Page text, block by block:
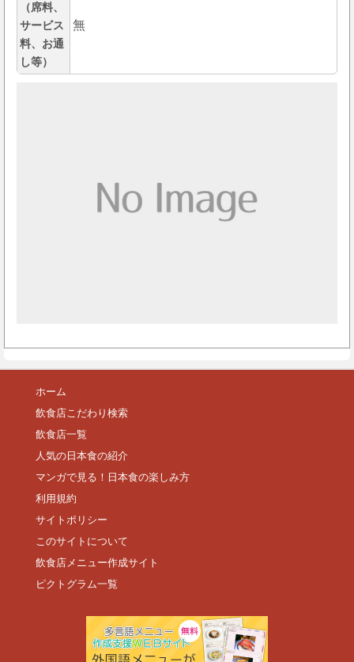
（席料、
サービス
料、お通
し等）
無
ホーム
飲食店こだわり検索
飲食店一覧
人気の日本食の紹介
マンガで見る！日本食の楽しみ方
利用規約
サイトポリシー
このサイトについて
飲食店メニュー作成サイト
ピクトグラム一覧